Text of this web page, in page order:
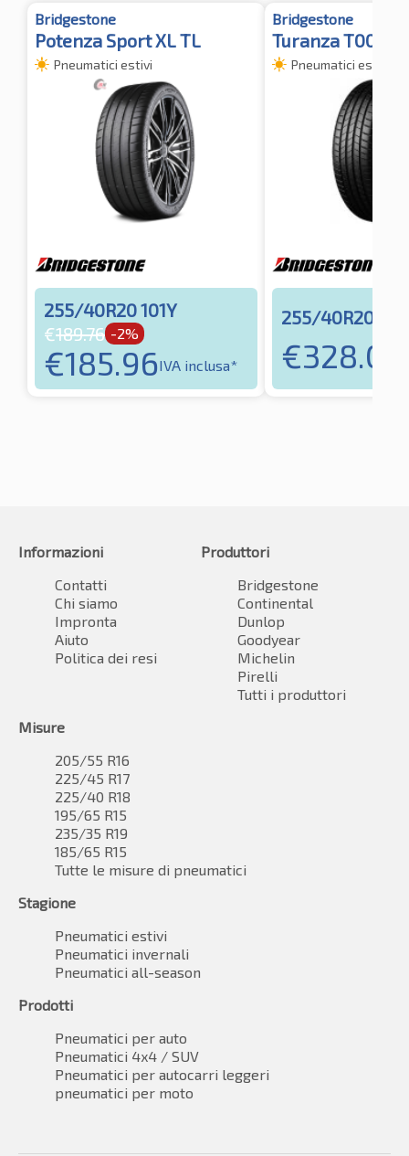
Bridgestone
Potenza Sport XL TL
Pneumatici estivi
255/40R20 101Y
€189.76 -2%
€185.96IVA inclusa*
Bridgestone
Turanza T005
Pneumatici estivi
255/40R20
€328.08
Informazioni
Contatti
Chi siamo
Impronta
Aiuto
Politica dei resi
Produttori
Bridgestone
Continental
Dunlop
Goodyear
Michelin
Pirelli
Tutti i produttori
Misure
205/55 R16
225/45 R17
225/40 R18
195/65 R15
235/35 R19
185/65 R15
Tutte le misure di pneumatici
Stagione
Pneumatici estivi
Pneumatici invernali
Pneumatici all-season
Prodotti
Pneumatici per auto
Pneumatici 4x4 / SUV
Pneumatici per autocarri leggeri
pneumatici per moto